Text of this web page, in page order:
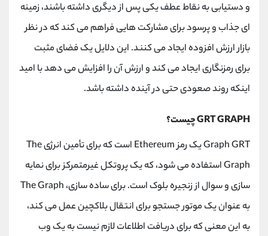
و دستیابی به نقاط عطف یکی پس از دیگری داشته باشند، زمینه
ای جذاب و پرسود برای مشارکت هایی فراهم می کند که در نظر
بازار ارزش افزوده ایجاد می کنند. این دلایل یک فضای مثبت
برای رمزنگاری ایجاد می کند و ارزش آن را افزایش می دهد با امید
اینکه روند صعودی حتی در آینده داشته باشد.
GRT GRAPH چیست؟
Graph GRT یک رمز Ethereum است که برای تأمین انرژی The
Graph استفاده می شود، که یک پروتکل غیرمتمرکز برای نمایه
سازی و سوال از زنجیره بلوک است. برای ساده سازی، The Graph
به عنوان یک موتور جستجو برای انتقال بلاکچین عمل می کند،
به این معنی که برای دریافت اطلاعات لازم نیست به یک وب